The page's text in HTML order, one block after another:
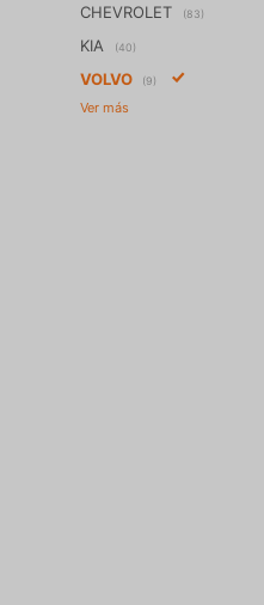
CHEVROLET (83)
KIA (40)
VOLVO (9)